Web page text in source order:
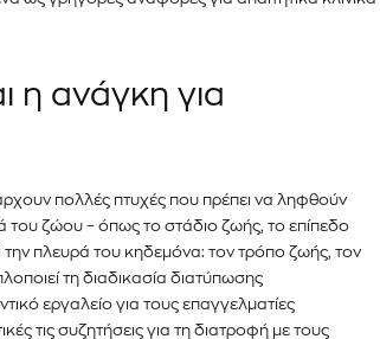
η ανάγκη για
πολλές πτυχές που πρέπει να ληφθούν
του ζώου – όπως το στάδιο ζωής, το επίπεδο
πλευρά του κηδεμόνα: τον τρόπο ζωής, τον
τη διαδικασία διατύπωσης
εργαλείο για τους επαγγελματίες
τις συζητήσεις για τη διατροφή με τους